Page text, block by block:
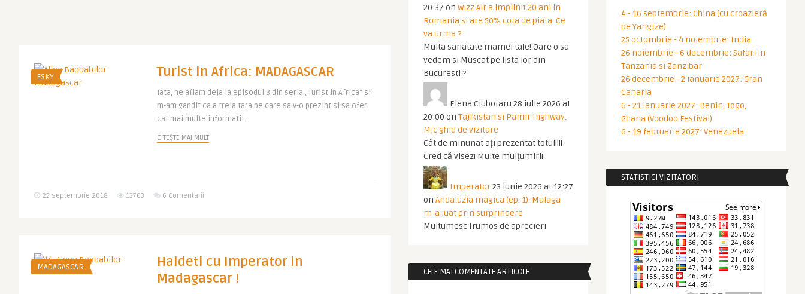
ESKY Turist in Africa: MADAGASCAR
Iata, ne aflam deja la episodul 3 din seria „Turist in Africa” si
m-am gandit ca a treia tara pe care sa v-o prezint si sa ofer
cat mai multe informatii ..
CITEȘTE MAI MULT
25 septembrie 2018 13703 6 Comentarii
MADAGASCAR
Haideti cu Imperator in
Madagascar !
20:37 on Wizz Air a implinit 20 ani in
Romania si are 50% cota de piata. Ce
va urma ?
Multa sanatate mamei tale! Oare o sa
vedem si Muscat pe lista lor din
Bucuresti ?
Elena Ciubotaru 28 iulie 2026 at
20:00 on Tajikistan si Pamir Highway.
Mic ghid de vizitare
Cât de minunat ați prezentat totul!!!!
Cred că visez! Multe mulțumiri!
Imperator23 iunie 2026 at 12:27
on Andaluzia magica (ep. 1). Malaga
m-a luat prin surprindere
Multumesc frumos de aprecieri
CELE MAI COMENTATE ARTICOLE
4 - 16 septembrie: China (cu croazieră
pe Yangtze)
25 octombrie - 4 noiembrie: India
26 noiembrie - 6 decembrie: Safari in
Tanzania si Zanzibar
26 decembrie - 2 ianuarie 2027: Gran
Canaria
6 - 21 ianuarie 2027: Benin, Togo,
Ghana (Voodoo Festival)
6 - 19 februarie 2027: Venezuela
STATISTICI VIZITATORI